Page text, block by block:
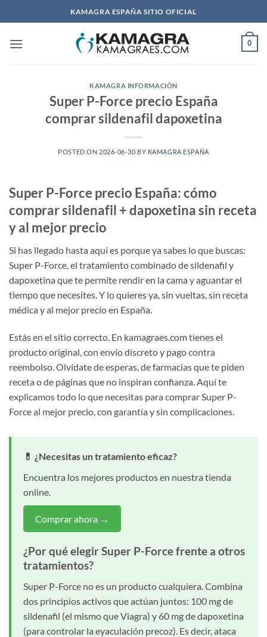
al
KAMAGRA ESPAÑA SITIO OFICIAL
0
KAMAGRA INFORMACIÓN
Super P-Force precio España
comprar sildenafil dapoxetina
POSTED ON 2026-06-30 BY KAMAGRA ESPAÑA
Super P-Force precio España: cómo
comprar sildenafil + dapoxetina sin receta
y al mejor precio
Si has llegado hasta aquí es porque ya sabes lo que buscas:
Super P-Force, el tratamiento combinado de sildenafil y
dapoxetina que te permite rendir en la cama y aguantar el
tiempo que necesites. Y lo quieres ya, sin vueltas, sin receta
médica y al mejor precio en España.
Estás en el sitio correcto. En kamagraes.com tienes el
producto original, con envío discreto y pago contra
reembolso. Olvídate de esperas, de farmacias que te piden
receta o de páginas que no inspiran confianza. Aquí te
explicamos todo lo que necesitas para comprar Super P-
Force al mejor precio, con garantía y sin complicaciones.
💊 ¿Necesitas un tratamiento eficaz?
Encuentra los mejores productos en nuestra tienda
online.
Comprar ahora →
¿Por qué elegir Super P-Force frente a otros
tratamientos?
Super P-Force no es un producto cualquiera. Combina
dos principios activos que actúan juntos: 100 mg de
sildenafil (el mismo que Viagra) y 60 mg de dapoxetina
(para controlar la eyaculación precoz). Es decir, ataca